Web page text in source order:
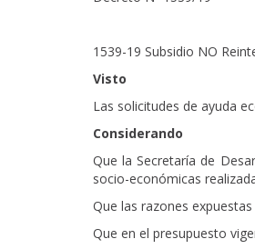
1539-19 Subsidio NO
Visto
Las solicitudes de ayuda
Considerando
Que la Secretaría de
socio-económicas
Que las razones
Que en el presupuesto